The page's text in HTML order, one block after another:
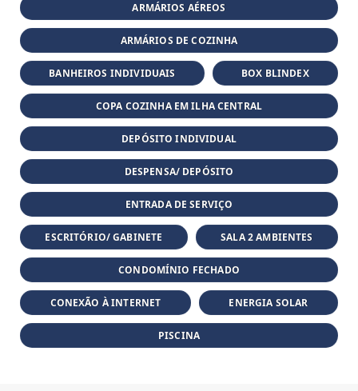
ARMÁRIOS AÉREOS
ARMÁRIOS DE COZINHA
BANHEIROS INDIVIDUAIS BOX BLINDEX
COPA COZINHA EM ILHA CENTRAL
DEPÓSITO INDIVIDUAL
DESPENSA/ DEPÓSITO
ENTRADA DE SERVIÇO
ESCRITÓRIO/ GABINETE SALA 2 AMBIENTES
CONDOMÍNIO FECHADO
CONEXÃO À INTERNET ENERGIA SOLAR
PISCINA